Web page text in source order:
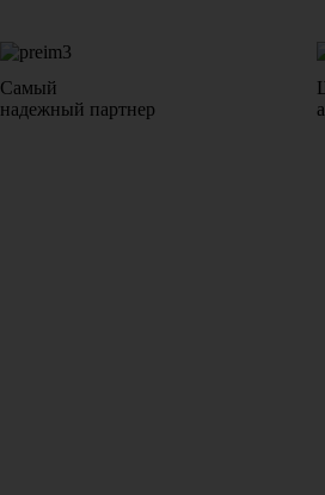
Самый
надежный партнер